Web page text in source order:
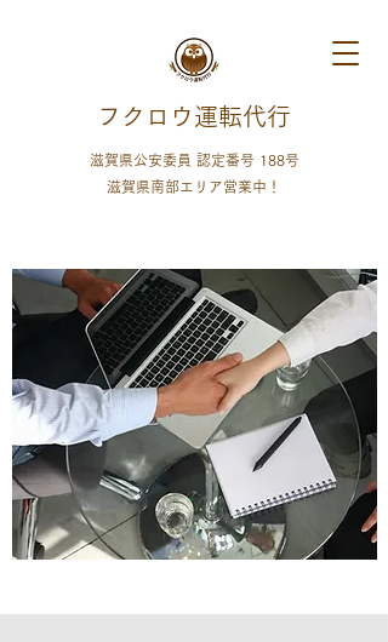
フクロウ運転代行
滋賀県公安委員 認定番号 188号
​滋賀県南部エリア営業中！